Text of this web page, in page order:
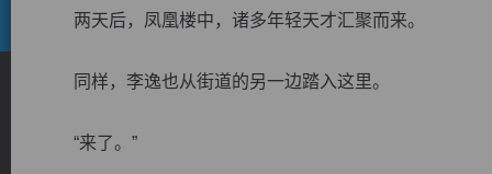
两天后，凤凰楼中，诸多年轻天才汇聚而来。
同样，李逸也从街道的另一边踏入这里。
“来了。”